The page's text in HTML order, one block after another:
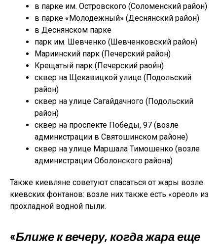
в парке им. Островского (Соломенский район)
в парке «Молодежный» (Деснянский район)
в Деснянском парке
парк им. Шевченко (Шевченковский район)
Мариинский парк (Печерский район)
Крещатый парк (Печерский раойн)
сквер на Щекавицкой улице (Подольский
район)
сквер на улице Сагайдачного (Подольский
район)
сквер на проспекте Победы, 97 (возле
администрации в Святошинском районе)
сквер на улице Маршала Тимошенко (возле
администрации Оболонского района)
Также киевляне советуют спасаться от жары возле
киевских фонтанов: возле них также есть «ореол» из
прохладной водной пыли.
«Ближе к вечеру, когда жара еще